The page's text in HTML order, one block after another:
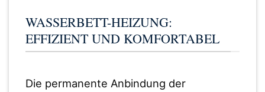
WASSERBETT-HEIZUNG:
EFFIZIENT UND KOMFORTABEL
Die permanente Anbindung der